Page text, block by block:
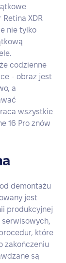
XDR
nie tylko
codzienne
- obraz jest
a
wszystkie
16 Pro znów
demontażu
jest
produkcyjnej
serwisowych,
które
zakończeniu
są